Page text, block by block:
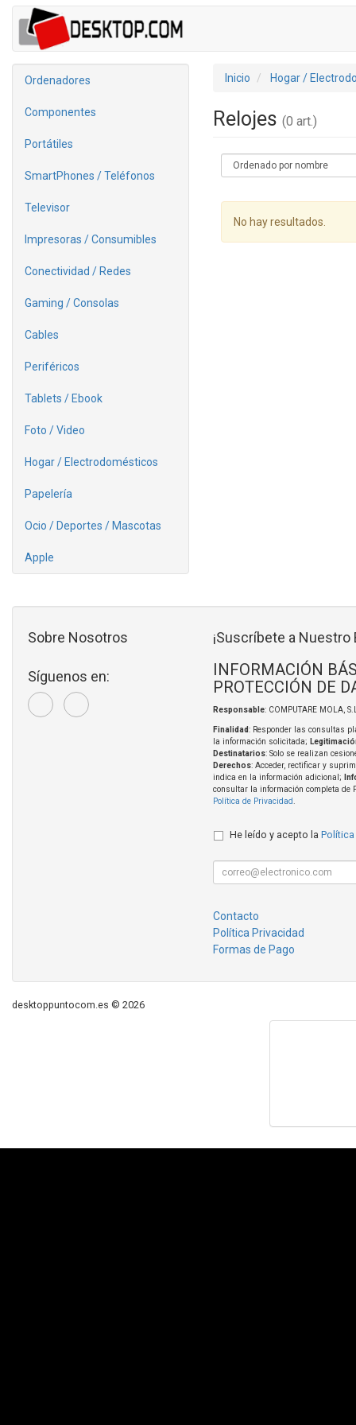
Ordenadores
Componentes
Portátiles
SmartPhones / Teléfonos
Televisor
Impresoras / Consumibles
Conectividad / Redes
Gaming / Consolas
Cables
Periféricos
Tablets / Ebook
Foto / Video
Hogar / Electrodomésticos
Papelería
Ocio / Deportes / Mascotas
Apple
Inicio Hogar /
Relojes (0 art.)
No hay resultados.
Sobre Nosotros
Síguenos en:
¡Suscríbete a Nuestro
INFORMACIÓN
PROTECCIÓN DE
Responsable: COMPUTARE MOLA,
Finalidad: Responder las consultas
la información solicitada;
Destinatarios: Solo se realizan
Derechos: Acceder, rectificar y
indica en la información adicional;
consultar la información completa de
Política de Privacidad
He leído y acepto la Política
Contacto
Política Privacidad
Formas de Pago
desktoppuntocom.es © 2026